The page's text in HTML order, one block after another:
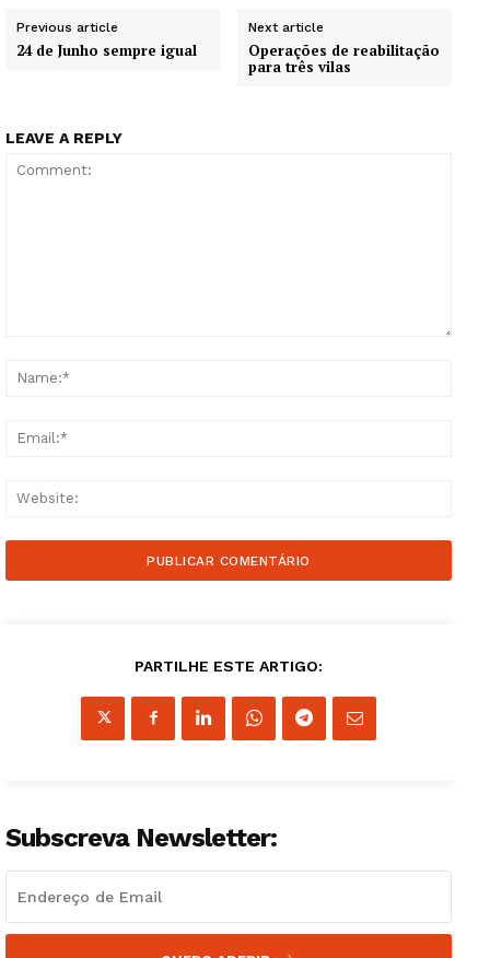
Guimarães, agora!
Institucional
Europa
Grande Entrevista
Publicidade
Previous article
24 de Junho sempre igual
Next article
Operações de reabilitação
para três vilas
LEAVE A REPLY
PARTILHE ESTE ARTIGO:
Subscreva Newsletter: